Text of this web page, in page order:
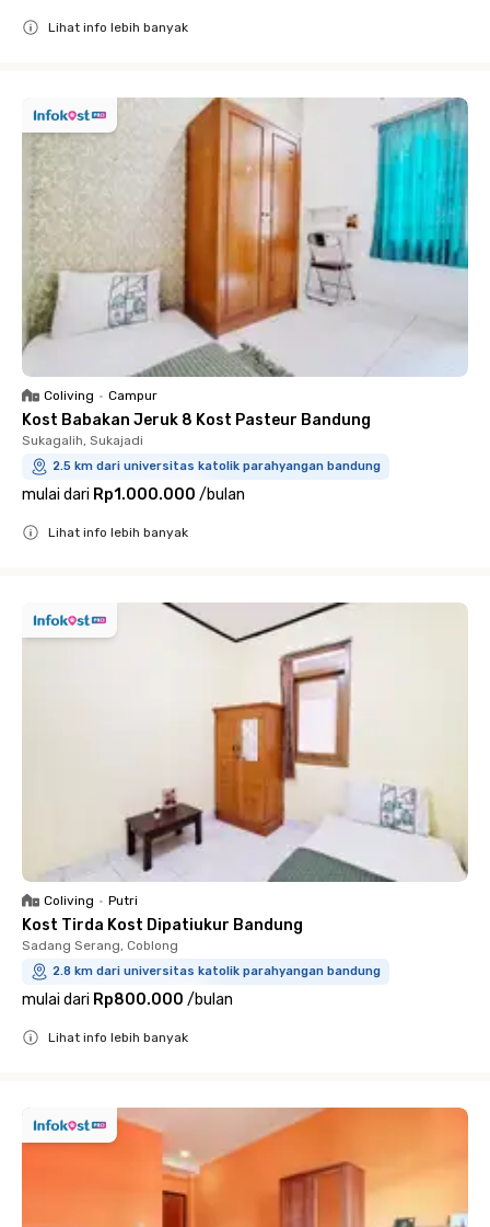
Lihat info lebih banyak
Coliving • Campur
Kost Babakan Jeruk 8 Kost Pasteur Bandung
Sukagalih, Sukajadi
2.5 km dari universitas katolik parahyangan bandung
mulai dari Rp1.000.000 /bulan
Lihat info lebih banyak
Coliving • Putri
Kost Tirda Kost Dipatiukur Bandung
Sadang Serang, Coblong
2.8 km dari universitas katolik parahyangan bandung
mulai dari Rp800.000 /bulan
Lihat info lebih banyak